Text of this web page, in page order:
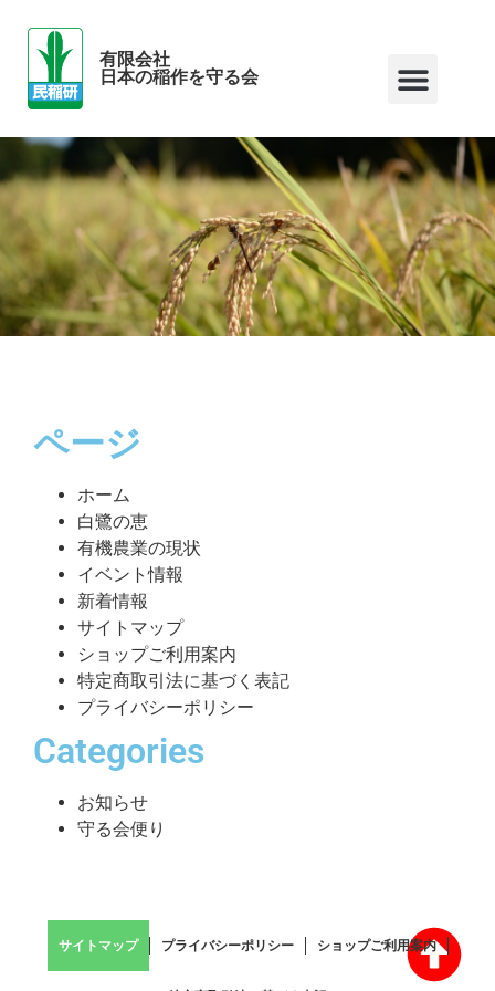
有限会社
日本の稲作を守る会
ページ
ホーム
白鷺の恵
有機農業の現状
イベント情報
新着情報
サイトマップ
ショップご利用案内
特定商取引法に基づく表記
プライバシーポリシー
Categories
お知らせ
守る会便り
サイトマップ プライバシーポリシー ショップご利用案内